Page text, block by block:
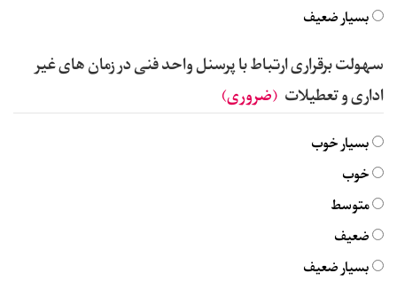
بسیار ضعیف
سهولت برقراری ارتباط با پرسنل واحد فنی در زمان های غیر
اداری و تعطیلات (ضروری)
بسیار خوب
خوب
متوسط
ضعیف
بسیار ضعیف